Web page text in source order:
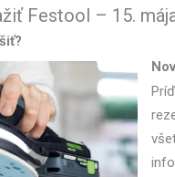
Festool – 15.